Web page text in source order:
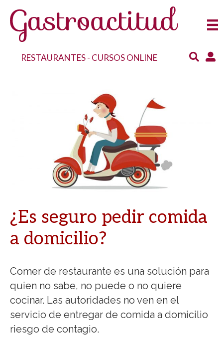
RESTAURANTES- CURSOS ONLINE
¿Es seguro pedir comida
a domicilio?
Comer de restaurante es una solución para
quien no sabe, no puede o no quiere
cocinar. Las autoridades no ven en el
servicio de entregar de comida a domicilio
riesgo de contagio.